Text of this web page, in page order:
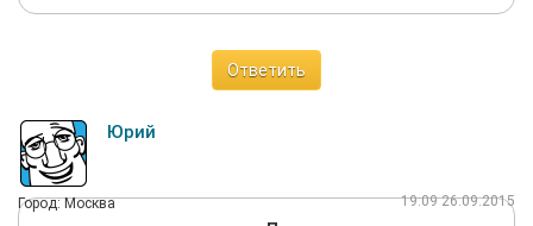
Ответить
Юрий
Город: Москва 19:09 26.09.2015